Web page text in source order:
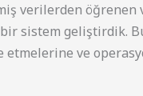
verilerden öğrenen
sistem geliştirdik.
ve